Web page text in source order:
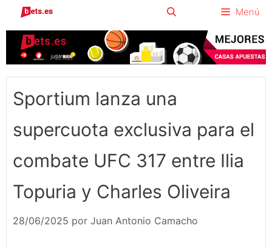
Saltar
contenido
Menú
Sportium lanza una
supercuota exclusiva para el
combate UFC 317 entre Ilia
Topuria y Charles Oliveira
28/06/2025 por Juan Antonio Camacho